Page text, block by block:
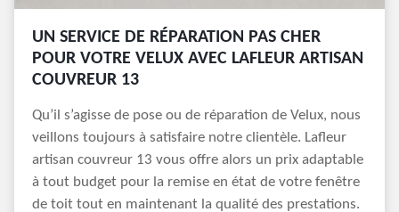
UN SERVICE DE RÉPARATION PAS CHER
POUR VOTRE VELUX AVEC LAFLEUR ARTISAN
COUVREUR 13
Qu’il s’agisse de pose ou de réparation de Velux, nous
veillons toujours à satisfaire notre clientèle. Lafleur
artisan couvreur 13 vous offre alors un prix adaptable
à tout budget pour la remise en état de votre fenêtre
de toit tout en maintenant la qualité des prestations.